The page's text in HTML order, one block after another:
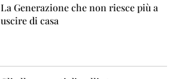
La Generazione che non riesce più a
uscire di casa